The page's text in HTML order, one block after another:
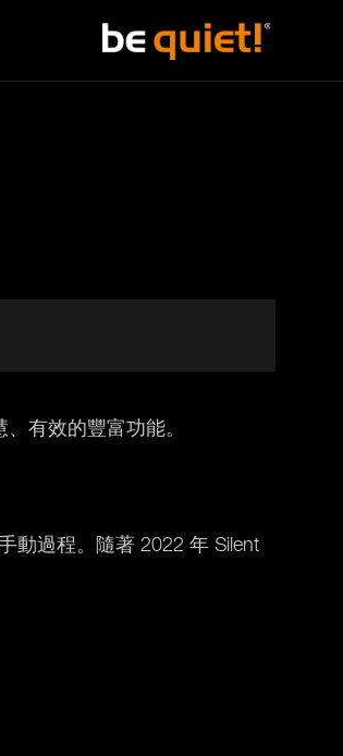
有效的豐富功能。
動過程。隨著 2022 年 Silent